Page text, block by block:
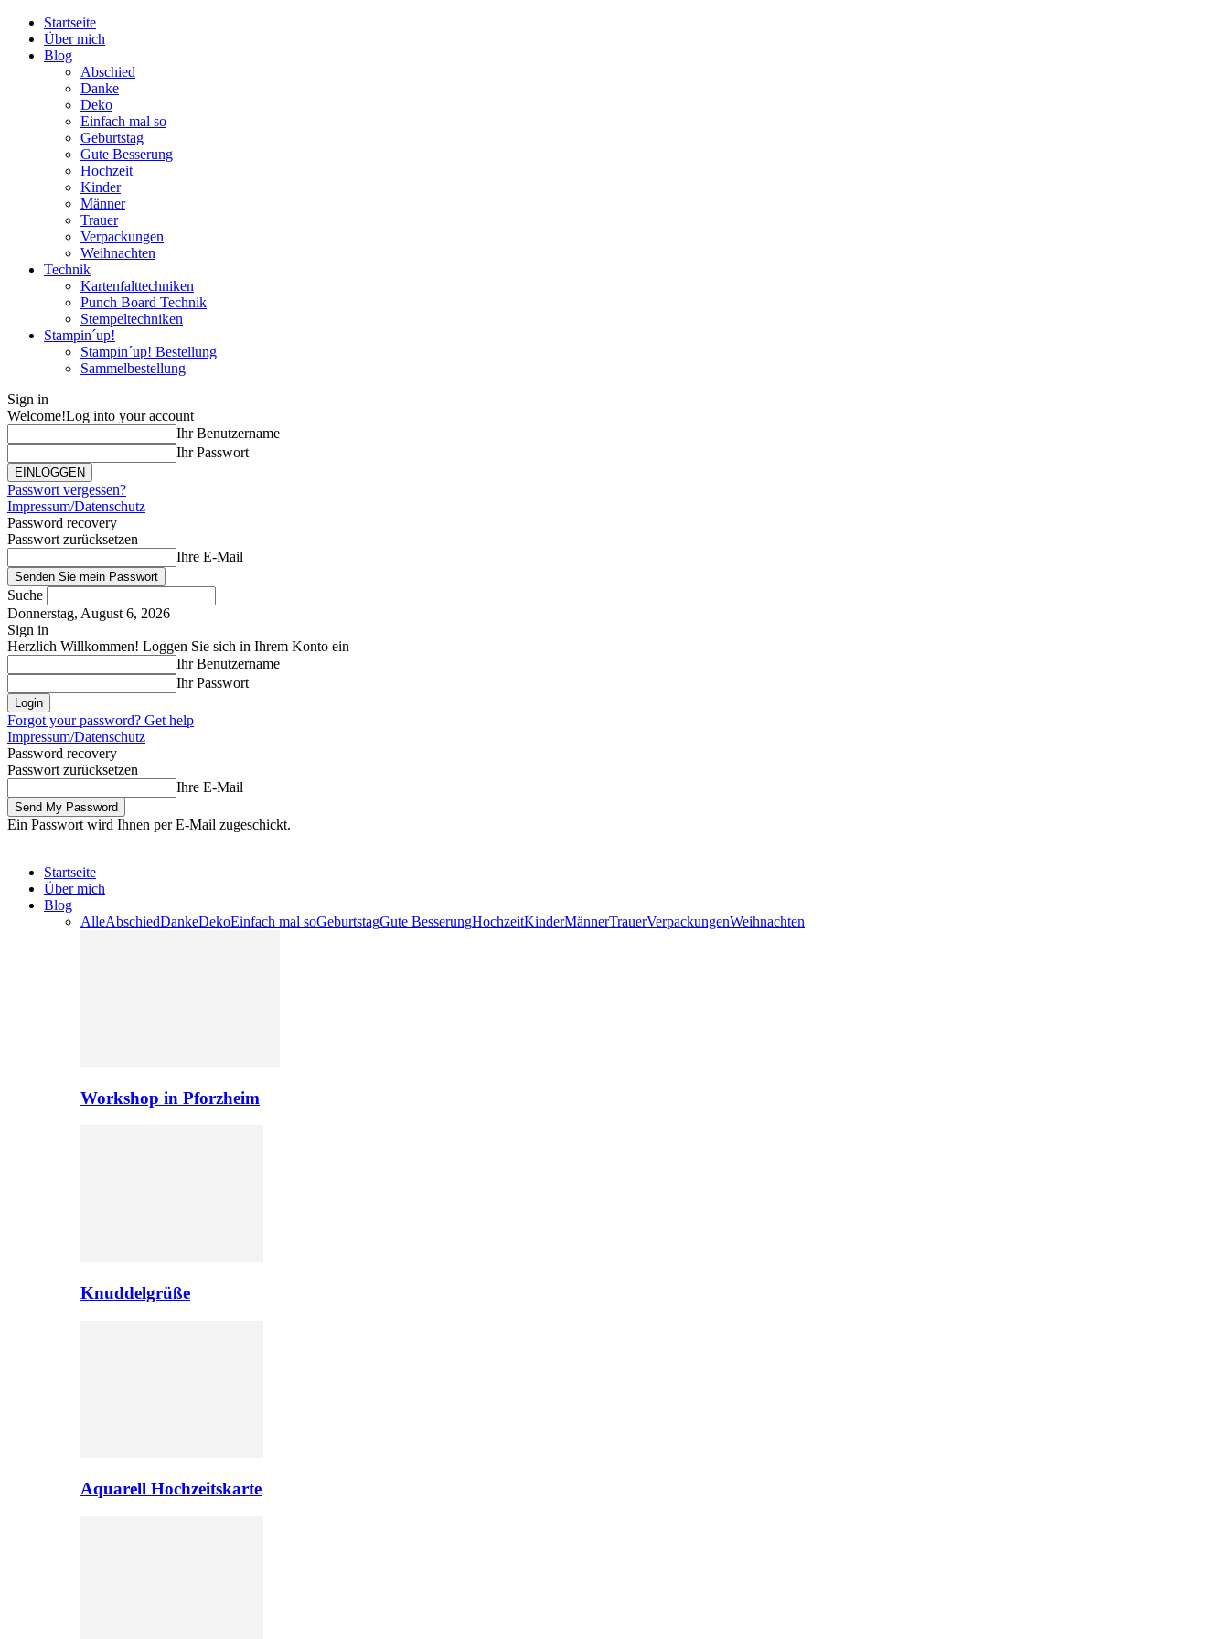
Startseite
Über mich
Blog
Abschied
Danke
Deko
Einfach mal so
Geburtstag
Gute Besserung
Hochzeit
Kinder
Männer
Trauer
Verpackungen
Weihnachten
Technik
Kartenfalttechniken
Punch Board Technik
Stempeltechniken
Stampin´up!
Stampin´up! Bestellung
Sammelbestellung
Sign in
Welcome!Log into your account
Ihr Benutzername
Ihr Passwort
Passwort vergessen?
Impressum/Datenschutz
Password recovery
Passwort zurücksetzen
Ihre E-Mail
Suche
Donnerstag, August 6, 2026
Sign in
Herzlich Willkommen! Loggen Sie sich in Ihrem Konto ein
Ihr Benutzername
Ihr Passwort
Forgot your password? Get help
Impressum/Datenschutz
Password recovery
Passwort zurücksetzen
Ihre E-Mail
Ein Passwort wird Ihnen per E-Mail zugeschickt.
Startseite
Über mich
Blog
AlleAbschiedDankeDekoEinfach mal soGeburtstagGute BesserungHochzeitKinderMännerTrauerVerpackungenWeihnachten
Workshop in Pforzheim
Knuddelgrüße
Aquarell Hochzeitskarte